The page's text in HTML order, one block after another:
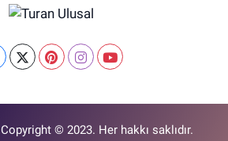
Copyright © 2023. Her hakkı saklıdır.